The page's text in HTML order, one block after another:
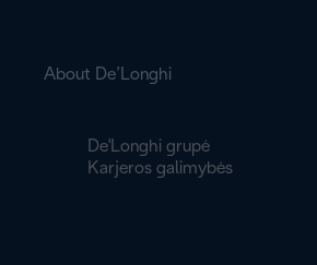
About De’Longhi
De'Longhi grupė
Karjeros galimybės